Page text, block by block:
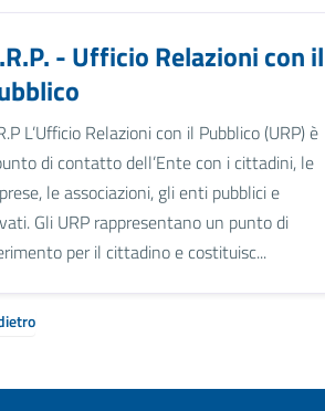
- Ufficio Relazioni con il
L’Ufficio Relazioni con il Pubblico (URP) è
di contatto dell’Ente con i cittadini, le
le associazioni, gli enti pubblici e
Gli URP rappresentano un punto di
per il cittadino e costituisc...